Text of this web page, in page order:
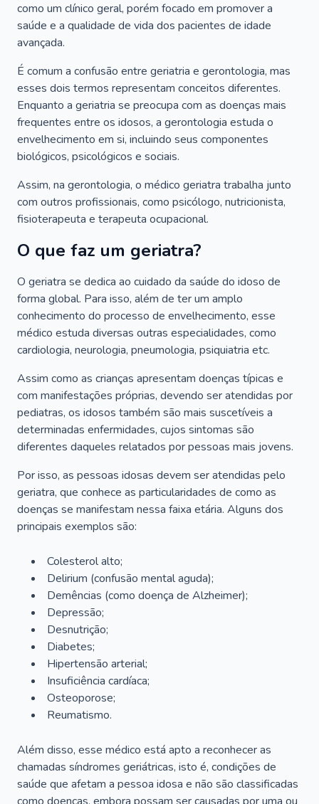
como um clínico geral, porém focado em promover a
saúde e a qualidade de vida dos pacientes de idade
avançada.
É comum a confusão entre geriatria e gerontologia, mas
esses dois termos representam conceitos diferentes.
Enquanto a geriatria se preocupa com as doenças mais
frequentes entre os idosos, a gerontologia estuda o
envelhecimento em si, incluindo seus componentes
biológicos, psicológicos e sociais.
Assim, na gerontologia, o médico geriatra trabalha junto
com outros profissionais, como psicólogo, nutricionista,
fisioterapeuta e terapeuta ocupacional.
O que faz um geriatra?
O geriatra se dedica ao cuidado da saúde do idoso de
forma global. Para isso, além de ter um amplo
conhecimento do processo de envelhecimento, esse
médico estuda diversas outras especialidades, como
cardiologia, neurologia, pneumologia, psiquiatria etc.
Assim como as crianças apresentam doenças típicas e
com manifestações próprias, devendo ser atendidas por
pediatras, os idosos também são mais suscetíveis a
determinadas enfermidades, cujos sintomas são
diferentes daqueles relatados por pessoas mais jovens.
Por isso, as pessoas idosas devem ser atendidas pelo
geriatra, que conhece as particularidades de como as
doenças se manifestam nessa faixa etária. Alguns dos
principais exemplos são:
Colesterol alto;
Delirium (confusão mental aguda);
Demências (como doença de Alzheimer);
Depressão;
Desnutrição;
Diabetes;
Hipertensão arterial;
Insuficiência cardíaca;
Osteoporose;
Reumatismo.
Além disso, esse médico está apto a reconhecer as
chamadas síndromes geriátricas, isto é, condições de
saúde que afetam a pessoa idosa e não são classificadas